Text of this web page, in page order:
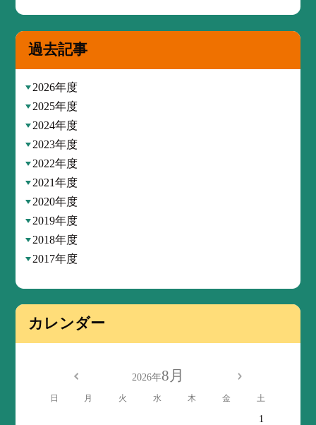
過去記事
2026年度
2025年度
2024年度
2023年度
2022年度
2021年度
2020年度
2019年度
2018年度
2017年度
カレンダー
2026年8月
日 月 火 水 木 金 土
1